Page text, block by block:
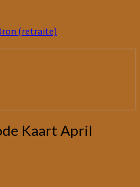
(retraite)
Kaart April